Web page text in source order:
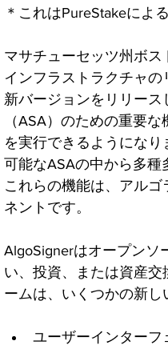
＊これはPureStakeによ
マサチューセッツ州ボス
インフラストラクチャの
新バージョンをリリー
（ASA）のための重要
を実行できるようにな
可能なASAの中から多種
これらの機能は、アル
ネントです。
AlgoSignerはオープンソ
い、投資、または資産交
ームは、いくつかの新し
ユーザーインターフ